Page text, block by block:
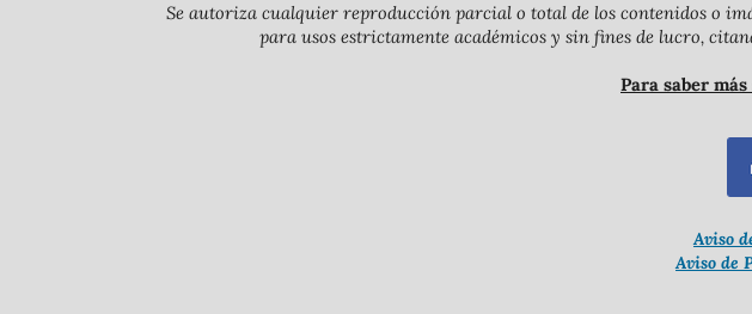
Se autoriza cualquier reproducción parcial o total de los contenidos o
para usos estrictamente académicos y sin fines de lucro,
Para saber
Aviso
Aviso de